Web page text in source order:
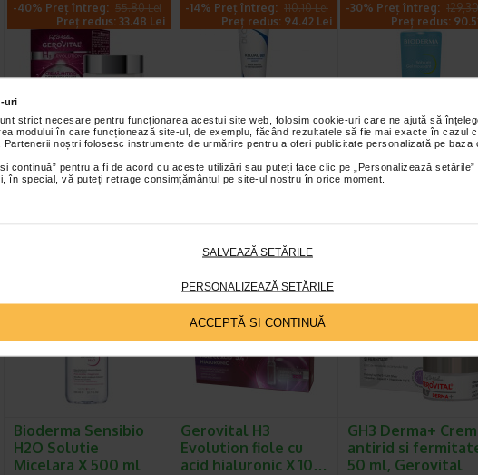
uri
strict necesare pentru funcționarea acestui site web, folosim cookie-uri care ne ajută să
modului în care funcționează site-ul, de exemplu, făcând rezultatele să fie mai exacte în cazul
noștri folosesc instrumente de urmărire pentru a oferi publicitate personalizată pe baza
continuă” pentru a fi de acord cu aceste utilizări sau puteți face clic pe „Personalizează
în special, vă puteți retrage consimțământul pe site-ul nostru în orice moment.
SALVEAZĂ SETĂRILE
PERSONALIZEAZĂ SETĂRILE
ACCEPTĂ SI CONTINUĂ
-40% Preț întreg: 55.80 Lei
Preț redus: 33.48 Lei
Crema antirid SPF 10
intens hidratanta,
50 ml, H3…
-14% Preț întreg: 110.10 Lei
Preț redus: 94.42 Lei
Ducray Kelual DS
crema 40ml
-30% Preț întreg:
Preț redus:
Sebium Gel
pentru curatarea
tenului gras X
Preț redus: 86.64 Lei
Bioderma Sensibio
H2O Solutie
Micelara X 500 ml
-40% Preț întreg: 77.90 Lei
Preț redus: 46.74 Lei
Gerovital H3
Evolution fiole cu
acid hialuronic X 10…
Preț redus:
GH3 Derma+
antirid si
50 ml, Gerovital